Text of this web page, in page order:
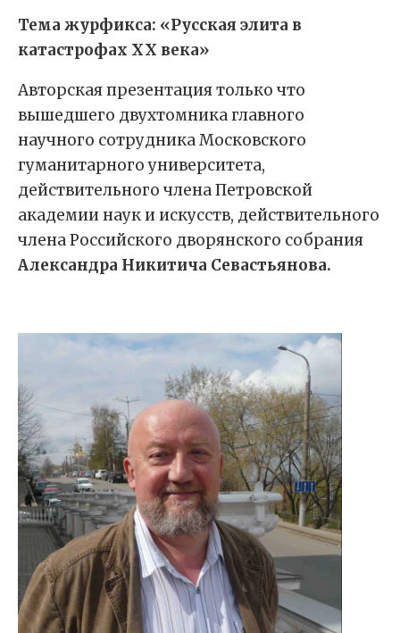
Тема журфикса: «Русская элита в
катастрофах ХХ века»
Авторская презентация только что
вышедшего двухтомника главного
научного сотрудника Московского
гуманитарного университета,
действительного члена Петровской
академии наук и искусств, действительного
члена Российского дворянского собрания
Александра Никитича Севастьянова.